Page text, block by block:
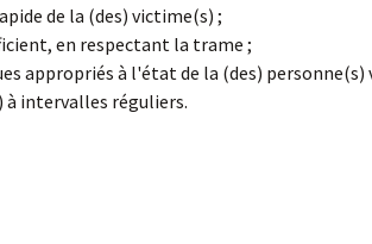
de la (des) victime(s) ;
en respectant la trame ;
appropriés à l'état de la (des) personne(s)
intervalles réguliers.